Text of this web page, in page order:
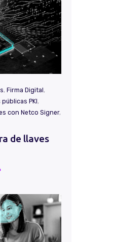
, Firma Digital ,
PKI ,
con Netco Signer,
de llaves